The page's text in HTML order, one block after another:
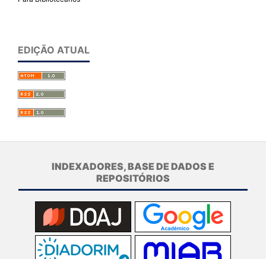
EDIÇÃO ATUAL
INDEXADORES, BASE DE DADOS E
REPOSITÓRIOS